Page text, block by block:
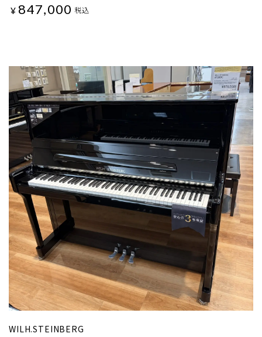
¥ 847,000 税込
WILH.STEINBERG